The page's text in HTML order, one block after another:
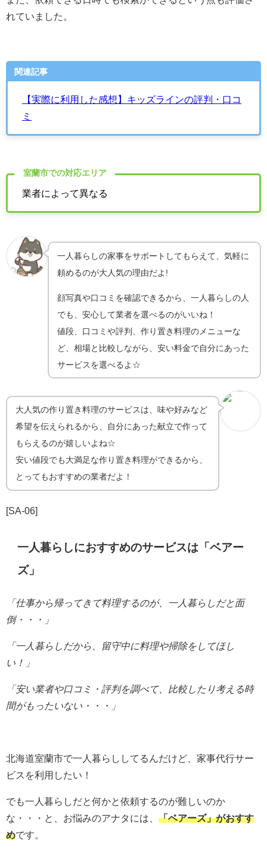
れていました。
関連記事
【実際に利用した感想】キッズラインの評判・口コ
ミ
室蘭市での対応エリア
業者によって異なる
一人暮らしの家事をサポートしてもらえて、気軽に
頼めるのが大人気の理由だよ!
顔写真や口コミを確認できるから、一人暮らしの人
でも、安心して業者を選べるのがいいね！
値段、口コミや評判、作り置き料理のメニューな
ど、相場と比較しながら、安い料金で自分にあった
サービスを選べるよ☆
大人気の作り置き料理のサービスは、味や好みなど
希望を伝えられるから、自分にあった献立で作って
もらえるのが嬉しいよね☆
安い値段でも大満足な作り置き料理ができるから、
とってもおすすめの業者だよ！
[SA-06]
一人暮らしにおすすめのサービスは「ベアー
ズ」
「仕事から帰ってきて料理するのが、一人暮らしだと面
倒・・・」
「一人暮らしだから、留守中に料理や掃除をしてほし
い！」
「安い業者や口コミ・評判を調べて、比較したり考える時
間がもったいない・・・」
北海道室蘭市で一人暮らししてるんだけど、家事代行サー
ビスを利用したい！
でも一人暮らしだと何かと依頼するのが難しいのか
な・・・と、お悩みのアナタには、 「ベアーズ」がおすす
めです。